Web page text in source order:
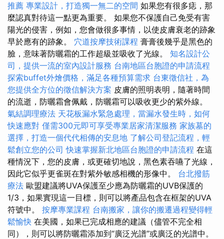
推薦 專業設計，打造獨一無二的空間 如果您有很多痣，那
麼認真對待這一點更為重要。 如果您不保護自己免受有害
陽光的侵害，例如，您會做很多事情，以使皮膚衰老的跡象
早於應有的跡象。 穴道按摩技術課程 膏膏後幾乎是黑色的
臉，意味著防曬霜的工作超級並吸收了光線。 知名設計公
司，提供一流的室內設計服務 台南地區台胞證的申請流程
探索buffet外燴價格，滿足各種預算需求 台東徵信社，為
您提供全方位的徵信解決方案 皮膚的照明表明，隨著時間
的流逝，防曬霜會佩戴，防曬霜可以吸收更少的紫外線。
氣結調理療法 天花板漏水緊急處理，當漏水發生時，如何
快速應對 僅需300元即可享受專業居家清潔服務 家族墓的
選擇，打造一個代代相傳的安息地 了解公司登記流程，輕
鬆創立您的公司 快速掌握新北地區台胞證的申請流程 在這
種情況下，您的皮膚，或更確切地說，黑色素吞嚥了光線，
因此它似乎更雀斑在對紫外敏感相機的形像中。 台北撥筋
療法 歐盟建議將UVA保護至少應為防曬霜的UVB保護的
1/3，如果實現這一目標，則可以將產品包含在框架的UVA
符號中。 按摩專業課程 台南搬家，讓你的搬遷過程變得輕
鬆愉快 在美國，如果已完成相應的建議（儘管不完全相
同），則可以將防曬霜添加到“廣泛光譜”或廣泛的光譜中。